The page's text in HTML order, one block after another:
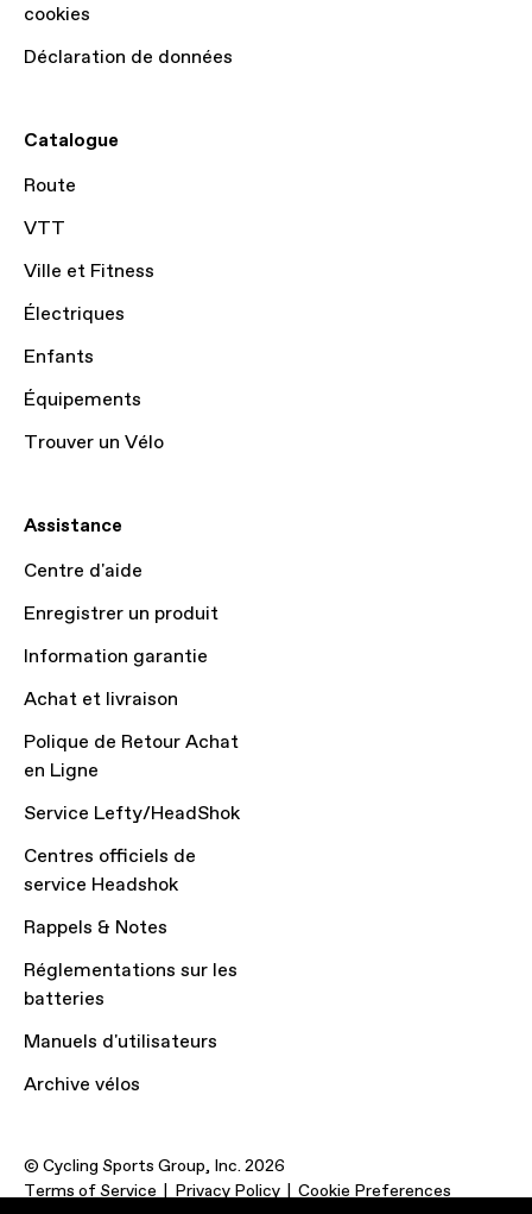
cookies
Déclaration de données
Catalogue
Route
VTT
Ville et Fitness
Électriques
Enfants
Équipements
Trouver un Vélo
Assistance
Centre d'aide
Enregistrer un produit
Information garantie
Achat et livraison
Polique de Retour Achat
en Ligne
Service Lefty/HeadShok
Centres officiels de
service Headshok
Rappels & Notes
Réglementations sur les
batteries
Manuels d'utilisateurs
Archive vélos
© Cycling Sports Group, Inc. 2026
Terms of Service
Privacy Policy Cookie Preferences